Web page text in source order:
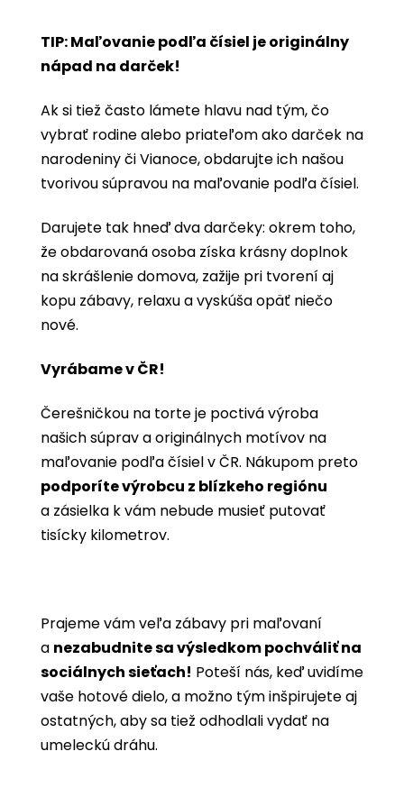
TIP: Maľovanie podľa čísiel je originálny
nápad na darček!
Ak si tiež často lámete hlavu nad tým, čo
vybrať rodine alebo priateľom ako darček na
narodeniny či Vianoce, obdarujte ich našou
tvorivou súpravou na maľovanie podľa čísiel.
Darujete tak hneď dva darčeky: okrem toho,
že obdarovaná osoba získa krásny doplnok
na skrášlenie domova, zažije pri tvorení aj
kopu zábavy, relaxu a vyskúša opäť niečo
nové.
Vyrábame v ČR!
Čerešničkou na torte je poctivá výroba
našich súprav a originálnych motívov na
maľovanie podľa čísiel v ČR. Nákupom preto
podporíte výrobcu z blízkeho regiónu
a zásielka k vám nebude musieť putovať
tisícky kilometrov.
Prajeme vám veľa zábavy pri maľovaní
a nezabudnite sa výsledkom pochváliť na
sociálnych sieťach! Poteší nás, keď uvidíme
vaše hotové dielo, a možno tým inšpirujete aj
ostatných, aby sa tiež odhodlali vydať na
umeleckú dráhu.